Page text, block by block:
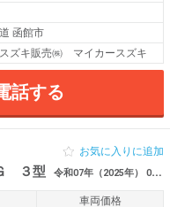
函館市
ズキ販売㈱ マイカースズキ
話する
３型 令和07年（2025年） 0.2万km 北海道函館市
お気に入りに追加
車両価格